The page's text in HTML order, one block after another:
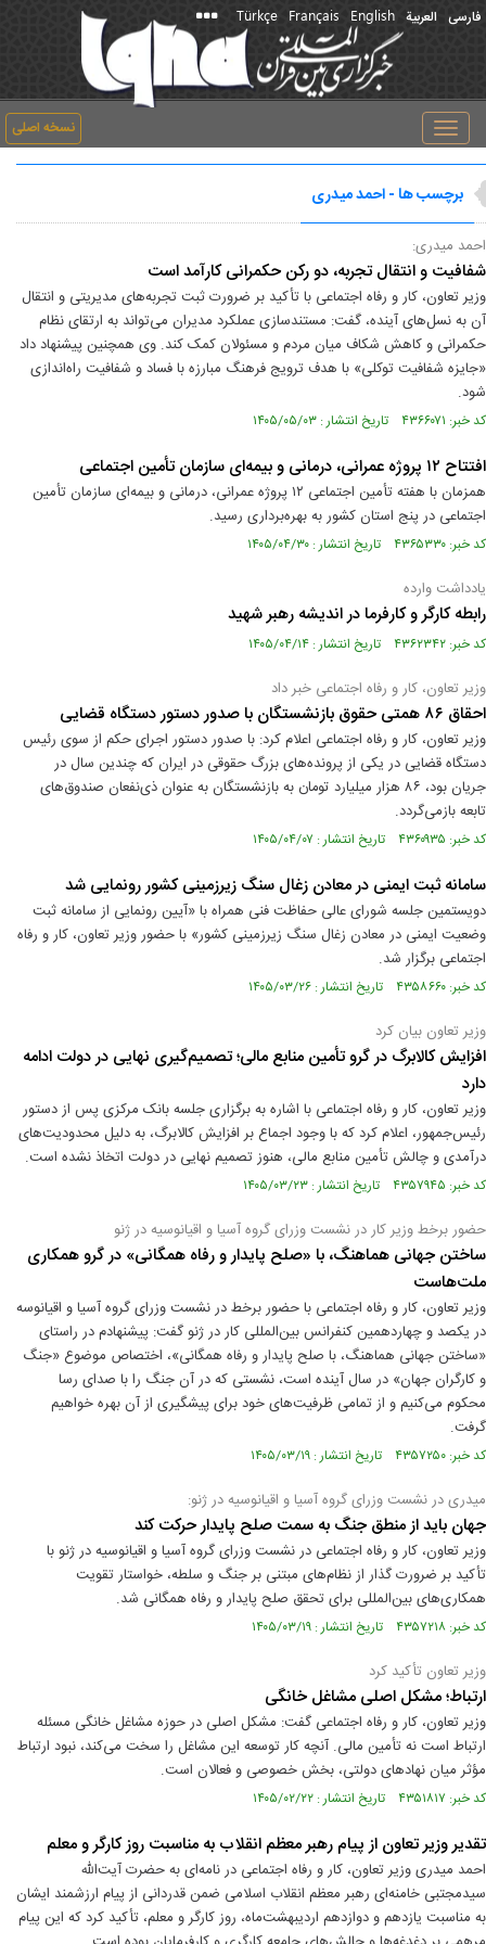
فارسی العربیة English
Français
Türkçe
نسخه اصلی
Toggle
navigation
برچسب ها - احمد میدری
احمد میدری:
شفافیت و انتقال تجربه، دو رکن حکمرانی کارآمد است
وزیر تعاون، کار و رفاه اجتماعی با تأکید بر ضرورت ثبت تجربه‌های مدیریتی و انتقال
آن به نسل‌های آینده، گفت: مستندسازی عملکرد مدیران می‌تواند به ارتقای نظام
حکمرانی و کاهش شکاف میان مردم و مسئولان کمک کند. وی همچنین پیشنهاد داد
«جایزه شفافیت توکلی» با هدف ترویج فرهنگ مبارزه با فساد و شفافیت راه‌اندازی
شود.
کد خبر: ۴۳۶۶۰۷۱ تاریخ انتشار : ۱۴۰۵/۰۵/۰۳
افتتاح ۱۲ پروژه عمرانی، درمانی و بیمه‌ای سازمان تأمین اجتماعی
همزمان با هفته تأمین اجتماعی ۱۲ پروژه عمرانی، درمانی و بیمه‌ای سازمان تأمین
اجتماعی در پنج استان کشور به بهره‌برداری رسید.
کد خبر: ۴۳۶۵۳۳۰ تاریخ انتشار : ۱۴۰۵/۰۴/۳۰
یادداشت وارده
رابطه کارگر و کارفرما در اندیشه رهبر شهید
کد خبر: ۴۳۶۲۳۴۲ تاریخ انتشار : ۱۴۰۵/۰۴/۱۴
وزیر تعاون، کار و رفاه اجتماعی خبر داد
احقاق ۸۶ همتی حقوق بازنشستگان با صدور دستور دستگاه قضایی
وزیر تعاون، کار و رفاه اجتماعی اعلام کرد: با صدور دستور اجرای حکم از سوی رئیس
دستگاه قضایی در یکی از پرونده‌های بزرگ حقوقی در ایران که چندین سال در
جریان بود، ۸۶ هزار میلیارد تومان به بازنشستگان به عنوان ذی‌نفعان صندوق‌های
تابعه بازمی‌گردد.
کد خبر: ۴۳۶۰۹۳۵ تاریخ انتشار : ۱۴۰۵/۰۴/۰۷
سامانه ثبت ایمنی در معادن زغال سنگ زیرزمینی کشور رونمایی شد
دویستمین جلسه شورای عالی حفاظت فنی همراه با «آیین رونمایی از سامانه ثبت
وضعیت ایمنی در معادن زغال سنگ زیرزمینی کشور» با حضور وزیر تعاون، کار و رفاه
اجتماعی برگزار شد.
کد خبر: ۴۳۵۸۶۶۰ تاریخ انتشار : ۱۴۰۵/۰۳/۲۶
وزیر تعاون بیان کرد
افزایش کالابرگ در گرو تأمین منابع مالی؛ تصمیم‌گیری نهایی در دولت ادامه
دارد
وزیر تعاون، کار و رفاه اجتماعی با اشاره به برگزاری جلسه بانک مرکزی پس از دستور
رئیس‌جمهور، اعلام کرد که با وجود اجماع بر افزایش کالابرگ، به دلیل محدودیت‌های
درآمدی و چالش تأمین منابع مالی، هنوز تصمیم نهایی در دولت اتخاذ نشده است.
کد خبر: ۴۳۵۷۹۴۵ تاریخ انتشار : ۱۴۰۵/۰۳/۲۳
​حضور برخط وزیر کار در نشست وزرای گروه آسیا و اقیانوسیه در ژنو
ساختن جهانی هماهنگ، با «صلح پایدار و رفاه همگانی» در گرو همکاری
ملت‌هاست
وزیر تعاون، کار و رفاه اجتماعی با حضور برخط در نشست وزرای گروه آسیا و اقیانوسه
در یکصد و چهاردهمین کنفرانس بین‌المللی کار در ژنو گفت: پیشنهادم در راستای
«ساختن جهانی هماهنگ، با صلح پایدار و رفاه همگانی»، اختصاص موضوع «جنگ
و کارگران جهان» در سال آینده است، نشستی که در آن جنگ را با صدای رسا
محکوم می‌کنیم و از تمامی ظرفیت‌های خود برای پیشگیری از آن بهره خواهیم
گرفت.
کد خبر: ۴۳۵۷۲۵۰ تاریخ انتشار : ۱۴۰۵/۰۳/۱۹
میدری در نشست وزرای گروه آسیا و اقیانوسیه در ژنو:
جهان باید از منطق جنگ به سمت صلح پایدار حرکت کند
وزیر تعاون، کار و رفاه اجتماعی در نشست وزرای گروه آسیا و اقیانوسیه در ژنو با
تأکید بر ضرورت گذار از نظام‌های مبتنی بر جنگ و سلطه، خواستار تقویت
همکاری‌های بین‌المللی برای تحقق صلح پایدار و رفاه همگانی شد.
کد خبر: ۴۳۵۷۲۱۸ تاریخ انتشار : ۱۴۰۵/۰۳/۱۹
وزیر تعاون تأکید کرد
ارتباط؛ مشکل اصلی مشاغل خانگی
وزیر تعاون، کار و رفاه اجتماعی گفت: مشکل اصلی در حوزه مشاغل خانگی مسئله
ارتباط است نه تأمین مالی. آنچه کار توسعه این مشاغل را سخت می‌کند، نبود ارتباط
مؤثر میان نهادهای دولتی، بخش خصوصی و فعالان است.
کد خبر: ۴۳۵۱۸۱۷ تاریخ انتشار : ۱۴۰۵/۰۲/۲۲
تقدیر وزیر تعاون از پیام رهبر معظم انقلاب به مناسبت روز کارگر و معلم
احمد میدری وزیر تعاون، کار و رفاه اجتماعی در نامه‌ای به حضرت آیت‌الله
سیدمجتبی خامنه‌ای رهبر معظم انقلاب اسلامی ضمن قدردانی از پیام ارزشمند ایشان
به مناسبت یازدهم و دوازدهم اردیبهشت‌ماه، روز کارگر و معلم، تأکید کرد که این پیام